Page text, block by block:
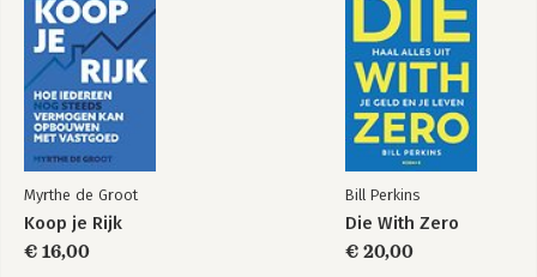
Myrthe de Groot
Koop je Rijk
€ 16,00
Bill Perkins
Die With Zero
€ 20,00